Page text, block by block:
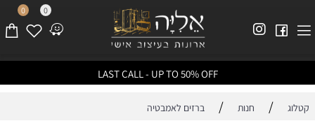
LAST CALL - UP TO 50% OFF
0 0
קטלוג / חנות / ברזים לאמבטיה